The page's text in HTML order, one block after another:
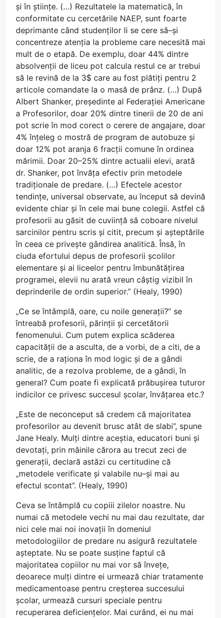
și în științe. (…) Rezultatele la matematică, în
conformitate cu cercetările NAEP, sunt foarte
deprimante când studenților li se cere să–și
concentreze atenția la probleme care necesită mai
mult de o etapă. De exemplu, doar 44% dintre
absolvenții de liceu pot calcula restul ce ar trebui
să le revină de la 3$ care au fost plătiți pentru 2
articole comandate la o masă de prânz. (…) După
Albert Shanker, președinte al Federației Americane
a Profesorilor, doar 20% dintre tinerii de 20 de ani
pot scrie în mod corect o cerere de angajare, doar
4% înțeleg o mostră de program de autobuze și
doar 12% pot aranja 6 fracții comune în ordinea
mărimii. Doar 20–25% dintre actualii elevi, arată
dr. Shanker, pot învăța efectiv prin metodele
tradiționale de predare. (…) Efectele acestor
tendințe, universal observate, au început să devină
evidente chiar și în cele mai bune colegii. Astfel că
profesorii au găsit de cuviință să coboare nivelul
sarcinilor pentru scris și citit, precum și așteptările
în ceea ce privește gândirea analitică. Însă, în
ciuda efortului depus de profesorii școlilor
elementare și ai liceelor pentru îmbunătățirea
programei, elevii nu arată vreun câștig vizibil în
deprinderile de ordin superior.” (Healy, 1990)
„Ce se întâmplă, oare, cu noile generații?” se
întreabă profesorii, părinții și cercetătorii
fenomenului. Cum putem explica scăderea
capacității de a asculta, de a vorbi, de a citi, de a
scrie, de a raționa în mod logic și de a gândi
analitic, de a rezolva probleme, de a gândi, în
general? Cum poate fi explicată prăbușirea tuturor
indicilor ce privesc succesul școlar, învățarea etc.?
„Este de neconceput să credem că majoritatea
profesorilor au devenit brusc atât de slabi”, spune
Jane Healy. Mulți dintre aceștia, educatori buni și
devotați, prin mâinile cărora au trecut zeci de
generații, declară astăzi cu certitudine că
„metodele verificate și valabile nu–și mai au
efectul scontat”. (Healy, 1990)
Ceva se întâmplă cu copiii zilelor noastre. Nu
numai că metodele vechi nu mai dau rezultate, dar
nici cele mai noi inovații în domeniul
metodologiilor de predare nu asigură rezultatele
așteptate. Nu se poate susține faptul că
majoritatea copiilor nu mai vor să învețe,
deoarece mulți dintre ei urmează chiar tratamente
medicamentoase pentru creșterea succesului
școlar, urmează cursuri speciale pentru
recuperarea deficiențelor. Mai curând, ei nu mai